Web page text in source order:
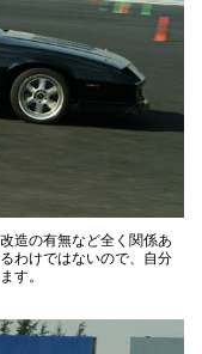
造の有無など全く関係あ
わけではないので、自分
す。